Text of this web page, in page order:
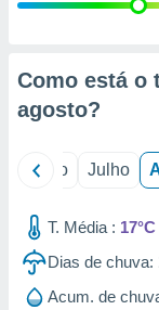
estudos
Como está o
agosto?
Junho Julho
T. Média : 17°C
Dias de chuva:
Acum. de